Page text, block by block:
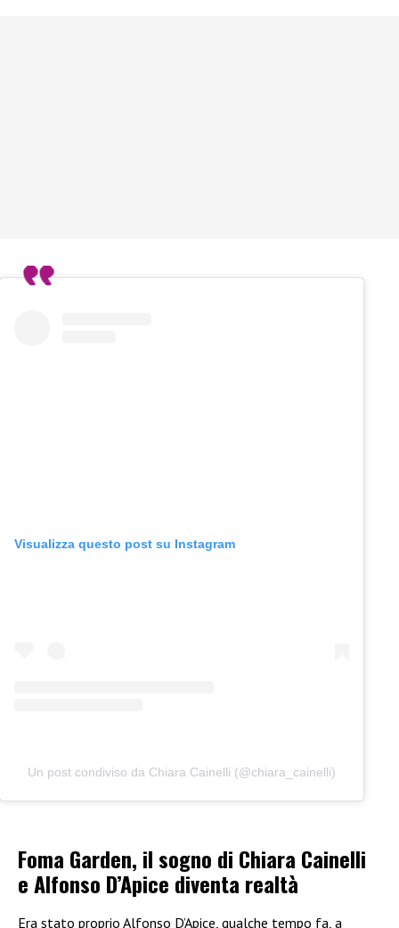
Visualizza questo post su Instagram
Un post condiviso da Chiara Cainelli (@chiara_cainelli)
Foma Garden, il sogno di Chiara Cainelli
e Alfonso D’Apice diventa realtà
Era stato proprio Alfonso D’Apice, qualche tempo fa, a